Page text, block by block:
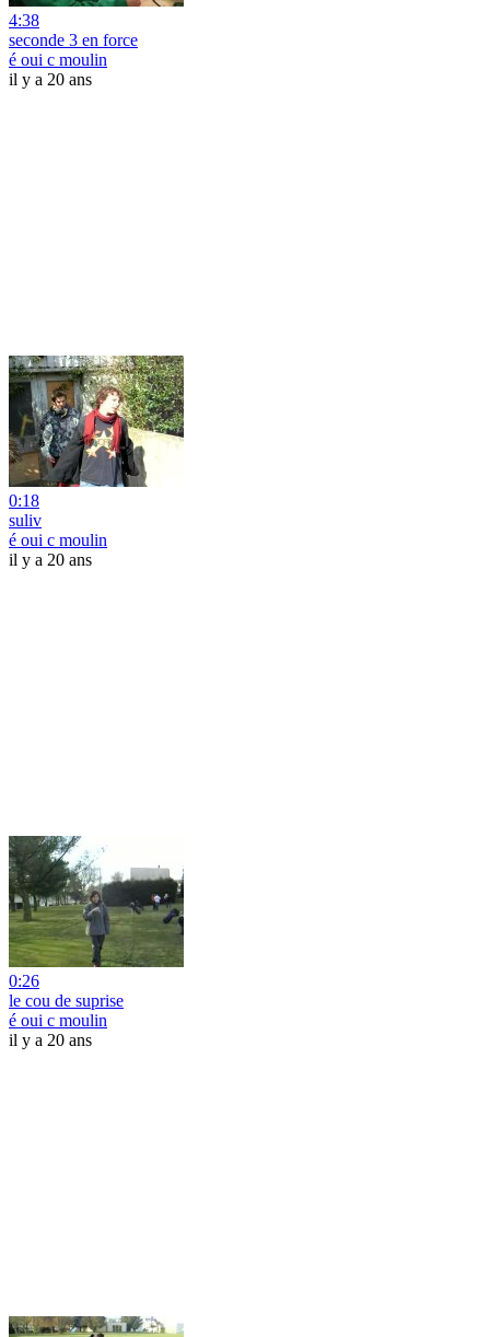
4:38
seconde 3 en force
é oui c moulin
il y a 20 ans
0:18
suliv
é oui c moulin
il y a 20 ans
0:26
le cou de suprise
é oui c moulin
il y a 20 ans